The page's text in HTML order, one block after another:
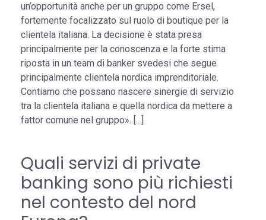
un’opportunità anche per un gruppo come Ersel,
fortemente focalizzato sul ruolo di boutique per la
clientela italiana. La decisione è stata presa
principalmente per la conoscenza e la forte stima
riposta in un team di banker svedesi che segue
principalmente clientela nordica imprenditoriale.
Contiamo che possano nascere sinergie di servizio
tra la clientela italiana e quella nordica da mettere a
fattor comune nel gruppo». [...]
Quali servizi di private
banking sono più richiesti
nel contesto del nord